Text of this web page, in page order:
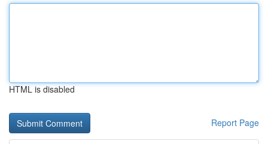
HTML is disabled
Report Page